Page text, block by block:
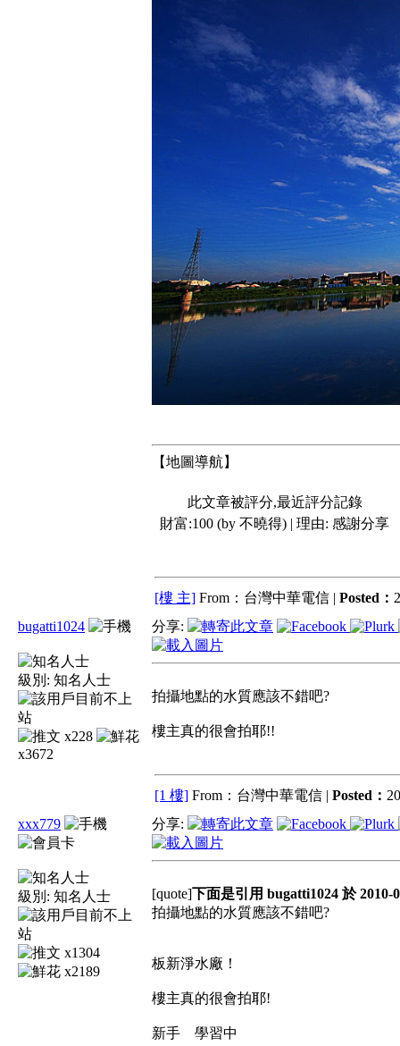
【地圖導航】
此文章被評分,最近評分記錄
財富:100 (by 不曉得) | 理由: 感謝分享
[樓 主] From：台灣中華電信 | Posted：
bugatti1024
級別: 知名人士
x228
x3672
分享:
拍攝地點的水質應該不錯吧?
樓主真的很會拍耶!!
[1 樓] From：台灣中華電信 | Posted：
xxx779
級別: 知名人士
x1304
x2189
分享:
[quote]下面是引用 bugatti1024 於 2010-
拍攝地點的水質應該不錯吧?
板新淨水廠！
樓主真的很會拍耶!
新手 學習中